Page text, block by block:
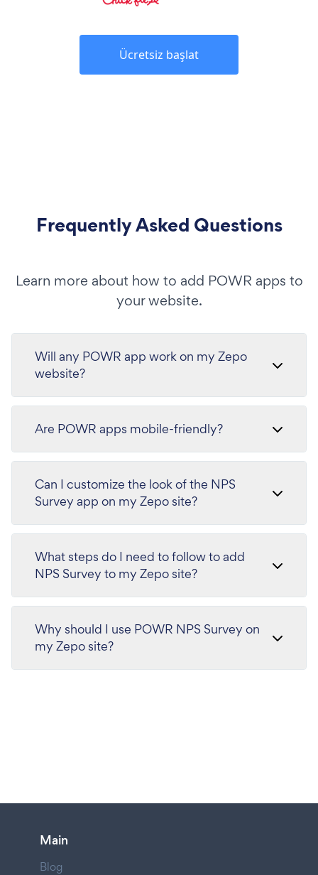
Ücretsiz başlat
Frequently Asked Questions
Learn more about how to add POWR apps to
your website.
Will any POWR app work on my Zepo
website?
Are POWR apps mobile-friendly?
Can I customize the look of the NPS
Survey app on my Zepo site?
What steps do I need to follow to add
NPS Survey to my Zepo site?
Why should I use POWR NPS Survey on
my Zepo site?
Main
Blog